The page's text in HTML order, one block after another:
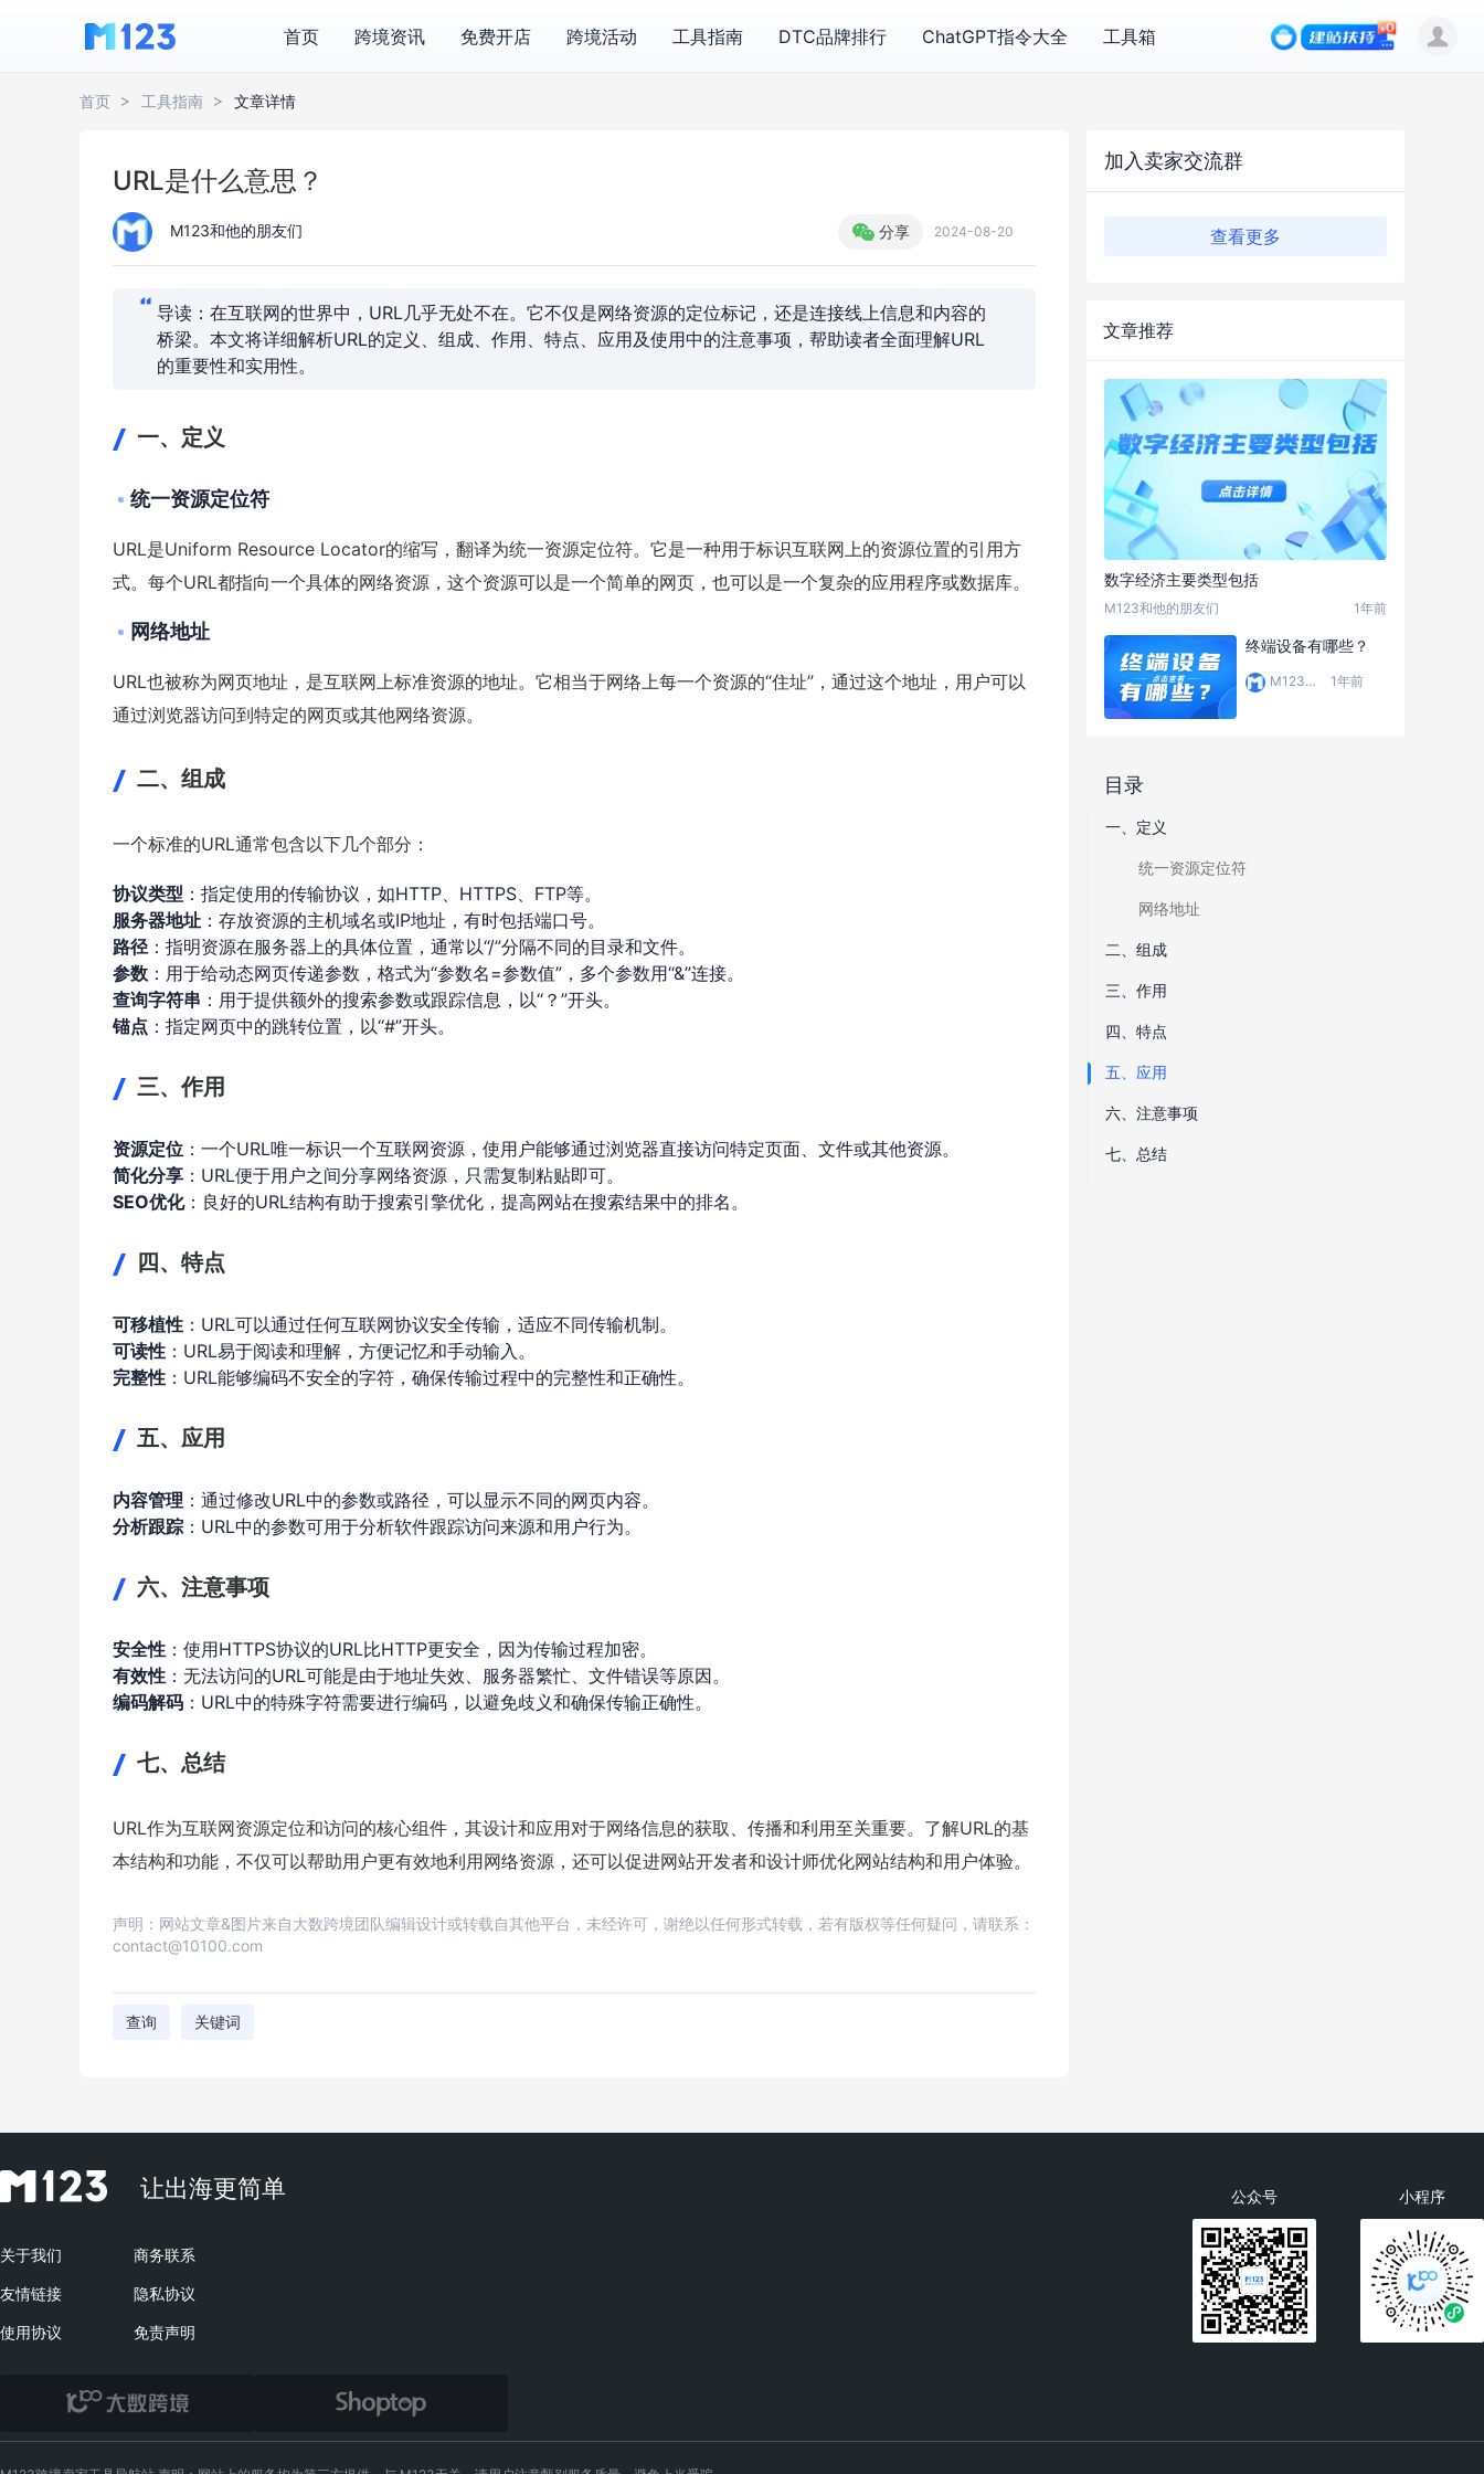
首页 跨境资讯 免费开店 跨境活动 工具指南 DTC品牌排行 ChatGPT指令大全 工具箱
首页 工具指南 文章详情
URL是什么意思？
M123和他的朋友们 分享 2024-08-20
导读：在互联网的世界中，URL几乎无处不在。它不仅是网络资源的定位标记，还是连接线上信息和内容的
桥梁。本文将详细解析URL的定义、组成、作用、特点、应用及使用中的注意事项，帮助读者全面理解URL
的重要性和实用性。
一、定义
统一资源定位符
URL是Uniform Resource Locator的缩写，翻译为统一资源定位符。它是一种用于标识互联网上的资源位置的引用方
式。每个URL都指向一个具体的网络资源，这个资源可以是一个简单的网页，也可以是一个复杂的应用程序或数据库。
网络地址
URL也被称为网页地址，是互联网上标准资源的地址。它相当于网络上每一个资源的“住址”，通过这个地址，用户可以
通过浏览器访问到特定的网页或其他网络资源。
二、组成
一个标准的URL通常包含以下几个部分：
协议类型 ：指定使用的传输协议，如HTTP、HTTPS、FTP等。
服务器地址 ：存放资源的主机域名或IP地址，有时包括端口号。
路径：指明资源在服务器上的具体位置，通常以“/”分隔不同的目录和文件。
参数 ：用于给动态网页传递参数，格式为“参数名=参数值”，多个参数用“&”连接。
查询字符串 ：用于提供额外的搜索参数或跟踪信息，以“？”开头。
锚点 ：指定网页中的跳转位置，以“#”开头。
三、作用
资源定位 ：一个URL唯一标识一个互联网资源，使用户能够通过浏览器直接访问特定页面、文件或其他资源。
简化分享 ：URL便于用户之间分享网络资源，只需复制粘贴即可。
SEO优化：良好的URL结构有助于搜索引擎优化，提高网站在搜索结果中的排名。
四、特点
可移植性 ：URL可以通过任何互联网协议安全传输，适应不同传输机制。
可读性 ：URL易于阅读和理解，方便记忆和手动输入。
完整性 ：URL能够编码不安全的字符，确保传输过程中的完整性和正确性。
五、应用
内容管理 ：通过修改URL中的参数或路径，可以显示不同的网页内容。
分析跟踪 ：URL中的参数可用于分析软件跟踪访问来源和用户行为。
六、注意事项
安全性 ：使用HTTPS协议的URL比HTTP更安全，因为传输过程加密。
有效性 ：无法访问的URL可能是由于地址失效、服务器繁忙、文件错误等原因。
编码解码 ：URL中的特殊字符需要进行编码，以避免歧义和确保传输正确性。
七、总结
URL作为互联网资源定位和访问的核心组件，其设计和应用对于网络信息的获取、传播和利用至关重要。了解URL的基
本结构和功能，不仅可以帮助用户更有效地利用网络资源，还可以促进网站开发者和设计师优化网站结构和用户体验。
声明：网站文章&图片来自大数跨境团队编辑设计或转载自其他平台，未经许可，谢绝以任何形式转载，若有版权等任何疑问，请联系：
contact@10100.com
查询 关键词
加入卖家交流群
查看更多
文章推荐
数字经济主要类型包括
M123和他的朋友们 1年前
终端设备有哪些？
M123和他的朋友们 1年前
目录
一、定义
统一资源定位符
网络地址
二、组成
三、作用
四、特点
五、应用
六、注意事项
七、总结
让出海更简单
关于我们 商务联系
友情链接 隐私协议
使用协议 免责声明
公众号 小程序